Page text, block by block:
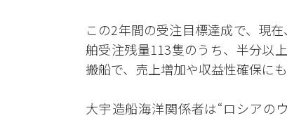
この2年間の受注目標達成で、現
舶受注残量113隻のうち、半分以
搬船で、売上増加や収益性確保にも
大宇造船海洋関係者は“ロシアの